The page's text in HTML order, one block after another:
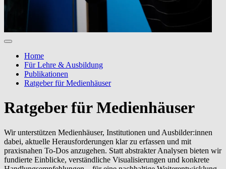
Home
Für Lehre & Ausbildung
Publikationen
Ratgeber für Medienhäuser
Ratgeber für Medienhäuser
Wir unterstützen Medienhäuser, Institutionen und Ausbilder:innen
dabei, aktuelle Herausforderungen klar zu erfassen und mit
praxisnahen To-Dos anzugehen. Statt abstrakter Analysen bieten wir
fundierte Einblicke, verständliche Visualisierungen und konkrete